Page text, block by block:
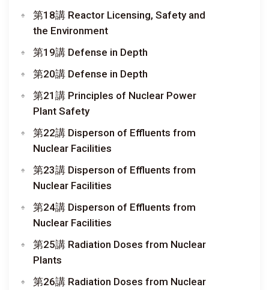
第18講 Reactor Licensing, Safety and
the Environment
第19講 Defense in Depth
第20講 Defense in Depth
第21講 Principles of Nuclear Power
Plant Safety
第22講 Disperson of Effluents from
Nuclear Facilities
第23講 Disperson of Effluents from
Nuclear Facilities
第24講 Disperson of Effluents from
Nuclear Facilities
第25講 Radiation Doses from Nuclear
Plants
第26講 Radiation Doses from Nuclear